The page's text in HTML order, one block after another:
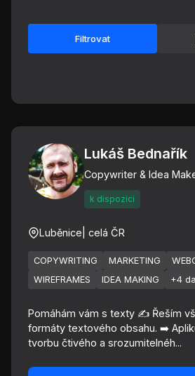
Filtrovat
Lukáš Bednařík
Copywriter & Idea
k dispozici
Luběnice | celá ČR
COPYWRITING MARKETING
WIREFRAMES
IDEA MAKING +4
Pomáhám vám s texty ✍️ Řeším
formáty textového obsahu. ➡️
tvorbu čtivého a srozumitelnéh...